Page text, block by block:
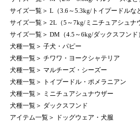
サイズ一覧 ＞ L（3.6～5.3kg/トイプードルな
サイズ一覧 ＞ 2L（5～7kg/ミニチュアシュナ
サイズ一覧 ＞ DM（4.5～6kg/ダックスフンド
犬種一覧 ＞ 子犬・パピー
犬種一覧 ＞ チワワ・ヨークシャテリア
犬種一覧 ＞ マルチーズ・シーズー
犬種一覧 ＞
トイプードル・ポメラニアン
犬種一覧 ＞
ミニチュアシュナウザー
犬種一覧 ＞ ダックスフンド
アイテム一覧 ＞
ドッグウェア・犬服